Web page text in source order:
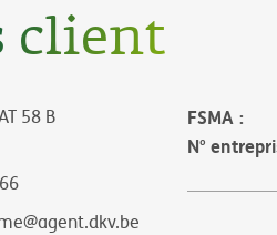
client
58 B
FSMA
N°